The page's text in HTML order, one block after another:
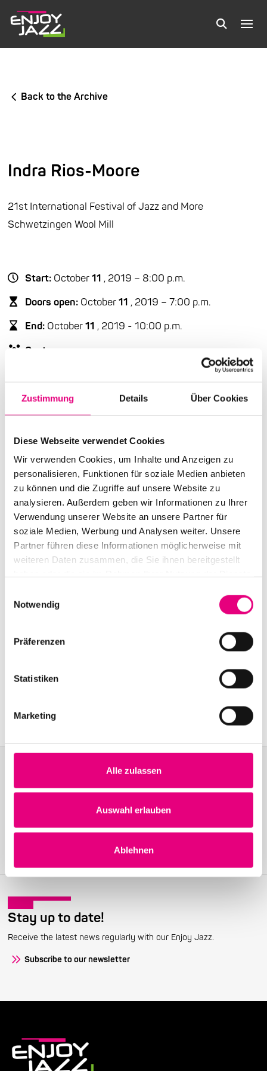
Zustimmung Details Über Cookies
Diese Webseite verwendet Cookies
Wir verwenden Cookies, um Inhalte und Anzeigen zu
personalisieren, Funktionen für soziale Medien anbieten
zu können und die Zugriffe auf unsere Website zu
analysieren. Außerdem geben wir Informationen zu Ihrer
Verwendung unserer Website an unsere Partner für
soziale Medien, Werbung und Analysen weiter. Unsere
Partner führen diese Informationen möglicherweise mit
weiteren Daten zusammen, die Sie ihnen bereitgestellt
Notwendig
Präferenzen
Statistiken
Marketing
Alle zulassen
Auswahl erlauben
Ablehnen
Back to the Archive
Indra Rios-Moore
21st International Festival of Jazz and More
Schwetzingen Wool Mill
Start: October11 , 2019 – 8:00 p.m.
Doors open: October11 , 2019 – 7:00 p.m.
End: October11, 2019 - 10:00 p.m.
Cast:
Thomas Sejthen: bass
Anders Vestergaard: drums
Advance ticket price: €32
Box office:€36
Nationality: USA/ Denmark
Schwetzingen Wool Mill:
Schwetzingen
Event Series: IndraRios-Moore
Become a friend!
festival.
Stay up to date!
Receive the latest news regularly with our Enjoy Jazz.
Subscribe to our newsletter